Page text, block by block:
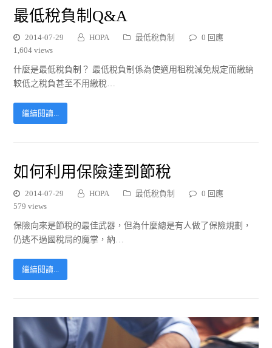
最低稅負制Q&A
2014-07-29 HOPA 最低稅負制
0 回應
1,604 views
什麼是最低稅負制？ 最低稅負制係為使適用租稅減免規定而繳納
較低之稅負甚至不用繳稅…
繼續閱讀...
如何利用保險達到節稅
2014-07-29 HOPA 最低稅負制
0 回應
579 views
保險向來是節稅的最佳武器，但為什麼總是有人做了保險規劃，
仍逃不過國稅局的魔掌，納…
繼續閱讀...